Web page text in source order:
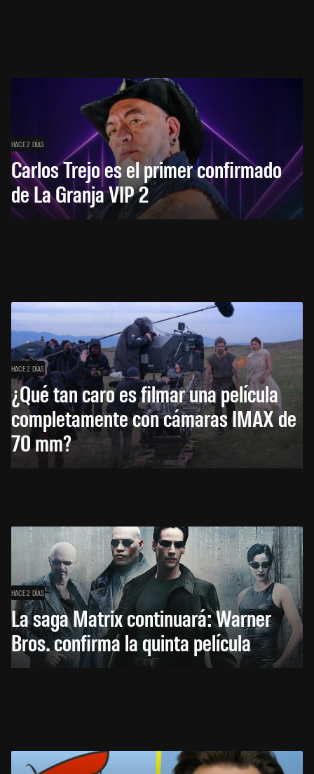
HACE 2 DÍAS
Carlos Trejo es el primer confirmado
de La Granja VIP 2
HACE 2 DÍAS
¿Qué tan caro es filmar una película
completamente con cámaras IMAX de
70 mm?
HACE 2 DÍAS
La saga Matrix continuará: Warner
Bros. confirma la quinta película